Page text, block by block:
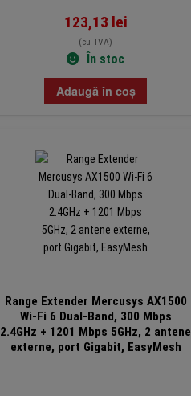
123,13 lei
(cu TVA)
În stoc
Adaugă în coș
Range Extender Mercusys AX1500
Wi-Fi 6 Dual-Band, 300 Mbps
2.4GHz + 1201 Mbps 5GHz, 2 antene
externe, port Gigabit, EasyMesh